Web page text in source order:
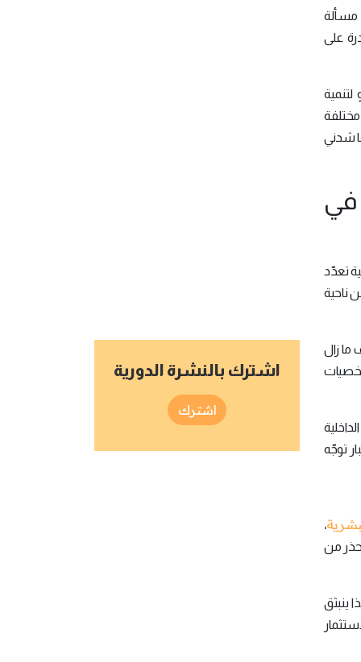
مسألة
على
شدني
في
تعدّد
ناحية
ما زال
توجّه
،
من
ينبثق
الإعلان عن الاستثمار
اشترك بالنشرة الدورية
اشترك